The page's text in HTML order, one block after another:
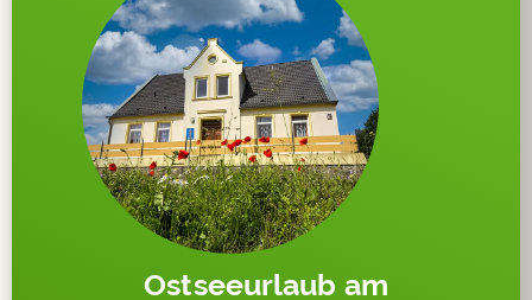
Ostseeurlaub am